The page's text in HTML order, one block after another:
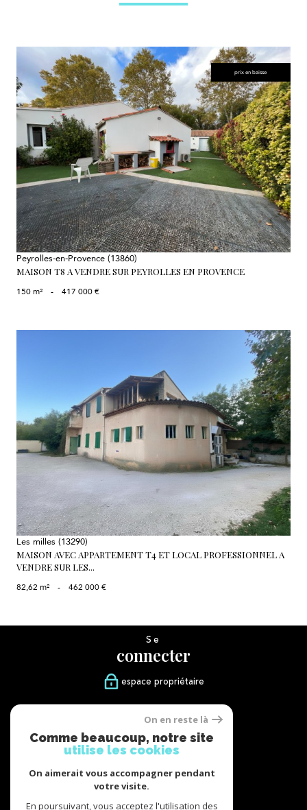
prix en baisse
voir le bien
Peyrolles-en-Provence (13860)
MAISON T8 A VENDRE SUR PEYROLLES EN PROVENCE
150 m² - 417 000 €
voir le bien
Les milles (13290)
MAISON AVEC APPARTEMENT T4 ET LOCAL PROFESSIONNEL A
VENDRE SUR LES...
82,62 m² - 462 000 €
Se
connecter
espace propriétaire
suivre
Nous
adhérons
On en reste là
Comme beaucoup, notre site
utilise les cookies
On aimerait vous accompagner pendant
votre visite.
En poursuivant, vous acceptez l'utilisation des